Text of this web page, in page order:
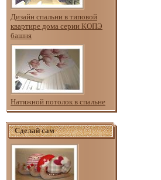
Дизайн спальни в типовой
квартире дома серии КОПЭ
башня
Натяжной потолок в спальне
Сделай сам